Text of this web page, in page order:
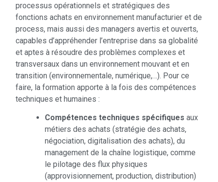
processus opérationnels et stratégiques des
fonctions achats en environnement manufacturier et de
process, mais aussi des managers avertis et ouverts,
capables d’appréhender l’entreprise dans sa globalité
et aptes à résoudre des problèmes complexes et
transversaux dans un environnement mouvant et en
transition (environnementale, numérique,…). Pour ce
faire, la formation apporte à la fois des compétences
techniques et humaines :
Compétences techniques spécifiques aux
métiers des achats (stratégie des achats,
négociation, digitalisation des achats), du
management de la chaîne logistique, comme
le pilotage des flux physiques
(approvisionnement, production, distribution)